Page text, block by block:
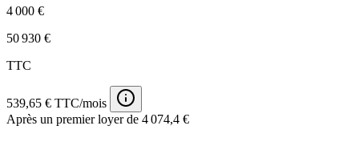
4 000 €
50 930 €
TTC
539,65 € TTC/mois
Après un premier loyer de 4 074,4 €